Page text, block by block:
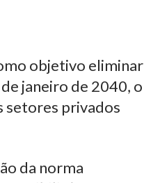
objetivo eliminar
janeiro de 2040, o
setores privados
da norma